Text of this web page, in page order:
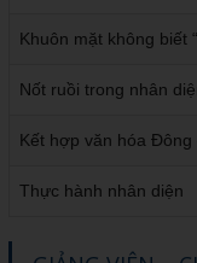
Khuôn mặt không biết
Nốt ruồi trong nhân
Kết hợp văn hóa Đông
Thực hành nhân diện